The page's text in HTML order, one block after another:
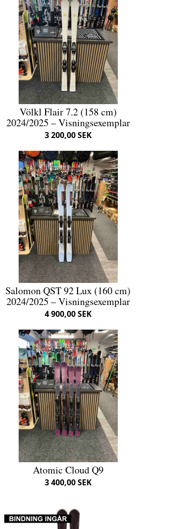
Völkl Flair 7.2 (158 cm)
2024/2025 – Visningsexemplar
3 200,00 SEK
Salomon QST 92 Lux (160 cm)
2024/2025 – Visningsexemplar
4 900,00 SEK
Atomic Cloud Q9
3 400,00 SEK